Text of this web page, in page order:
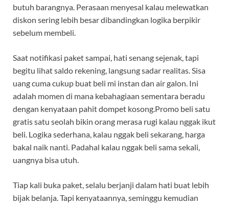
butuh barangnya. Perasaan menyesal kalau melewatkan
diskon sering lebih besar dibandingkan logika berpikir
sebelum membeli.
Saat notifikasi paket sampai, hati senang sejenak, tapi
begitu lihat saldo rekening, langsung sadar realitas. Sisa
uang cuma cukup buat beli mi instan dan air galon. Ini
adalah momen di mana kebahagiaan sementara beradu
dengan kenyataan pahit dompet kosong.Promo beli satu
gratis satu seolah bikin orang merasa rugi kalau nggak ikut
beli. Logika sederhana, kalau nggak beli sekarang, harga
bakal naik nanti. Padahal kalau nggak beli sama sekali,
uangnya bisa utuh.
Tiap kali buka paket, selalu berjanji dalam hati buat lebih
bijak belanja. Tapi kenyataannya, seminggu kemudian